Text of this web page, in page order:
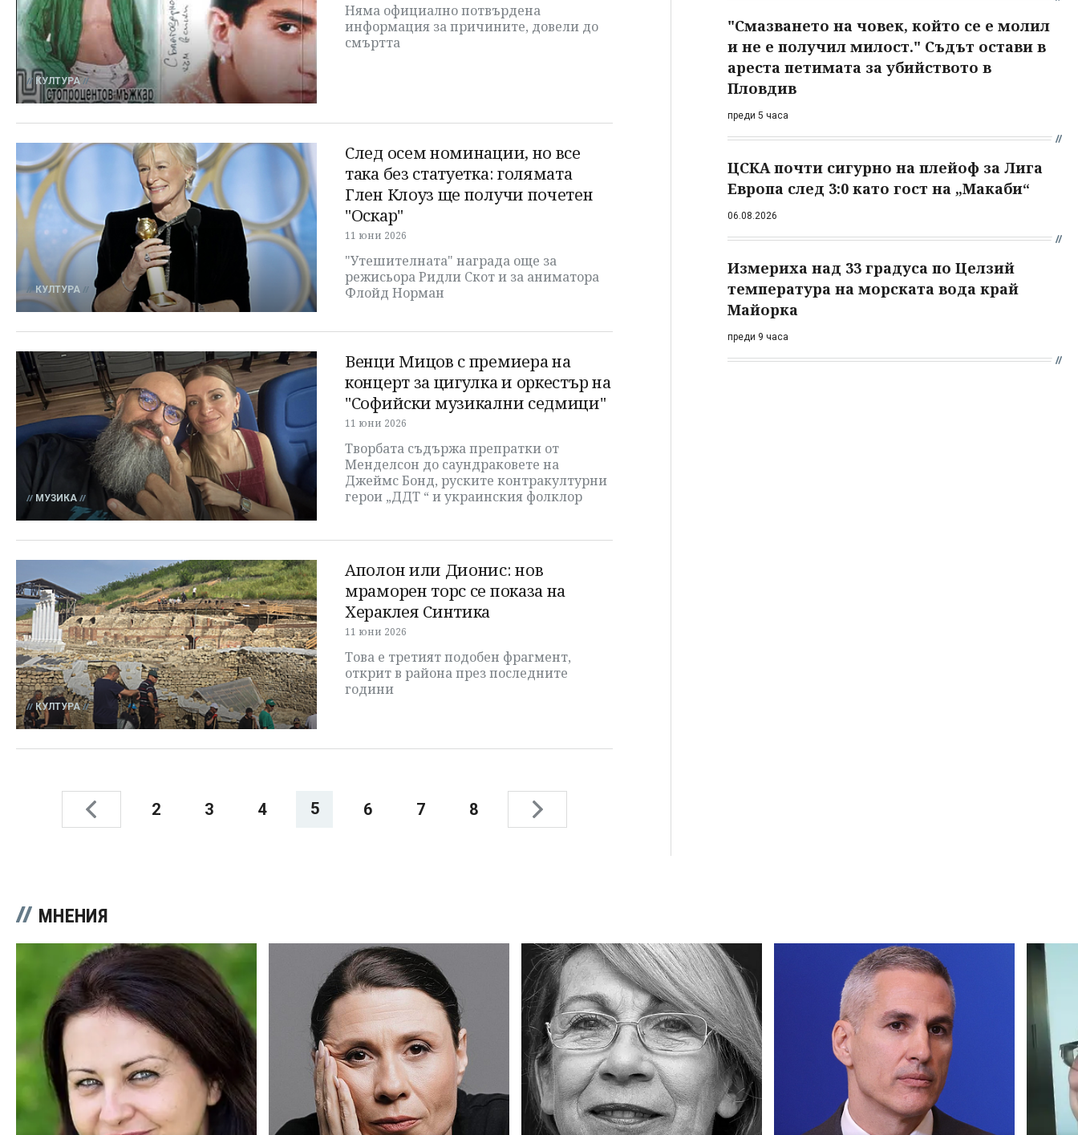
КУЛТУРА
Няма официално потвърдена
информация за причините, довели до
смъртта
КУЛТУРА
След осем номинации, но все
така без статуетка: голямата
Глен Клоуз ще получи почетен
"Оскар"
11 юни 2026
"Утешителната" награда още за
режисьора Ридли Скот и за аниматора
Флойд Норман
МУЗИКА
Венци Мицов с премиера на
концерт за цигулка и оркестър на
"Софийски музикални седмици"
11 юни 2026
Творбата съдържа препратки от
Менделсон до саундраковете на
Джеймс Бонд, руските контракултурни
герои „ДДТ “ и украинския фолклор
КУЛТУРА
Аполон или Дионис: нов
мраморен торс се показа на
Хераклея Синтика
11 юни 2026
Това е третият подобен фрагмент,
открит в района през последните
години
2 3 4 5 6 7 8
"Смазването на човек, който се е молил
и не е получил милост." Съдът остави в
ареста петимата за убийството в
Пловдив
преди 5 часа
ЦСКА почти сигурно на плейоф за Лига
Европа след 3:0 като гост на „Макаби“
06.08.2026
Измериха над 33 градуса по Целзий
температура на морската вода край
Майорка
преди 9 часа
МНЕНИЯ